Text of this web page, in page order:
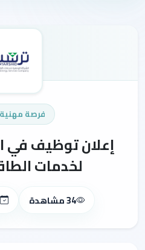
فرصة
إعلان توظيف في
لخدمات
34 مشاهدة